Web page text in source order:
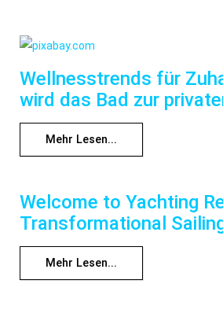
Wellnesstrends für
wird das Bad zur
Mehr Lesen...
Welcome to Yachting
Transformational
Mehr Lesen...